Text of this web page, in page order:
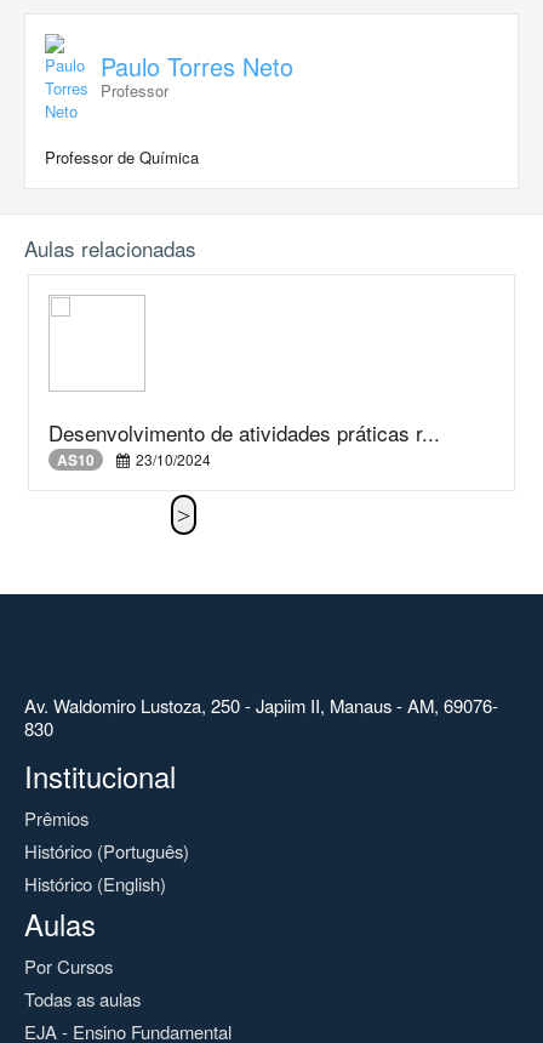
Paulo Torres Neto
Professor
Professor de Química
Aulas relacionadas
Desenvolvimento de atividades práticas r...
AS10 23/10/2024
Av. Waldomiro Lustoza, 250 - Japiim II, Manaus - AM, 69076-
830
Institucional
Prêmios
Histórico (Português)
Histórico (English)
Aulas
Por Cursos
Todas as aulas
EJA - Ensino Fundamental